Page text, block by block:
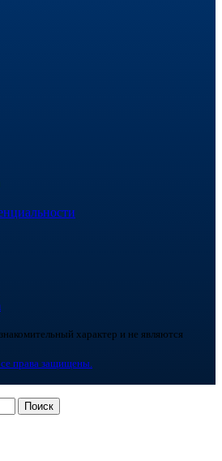
характер и не являются
права защищены.
Поиск